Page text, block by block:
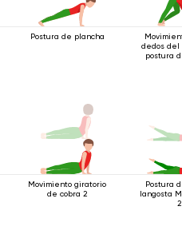
Postura de plancha
dedos del
postura
Movimiento giratorio
de cobra 2
Postura
langosta
2